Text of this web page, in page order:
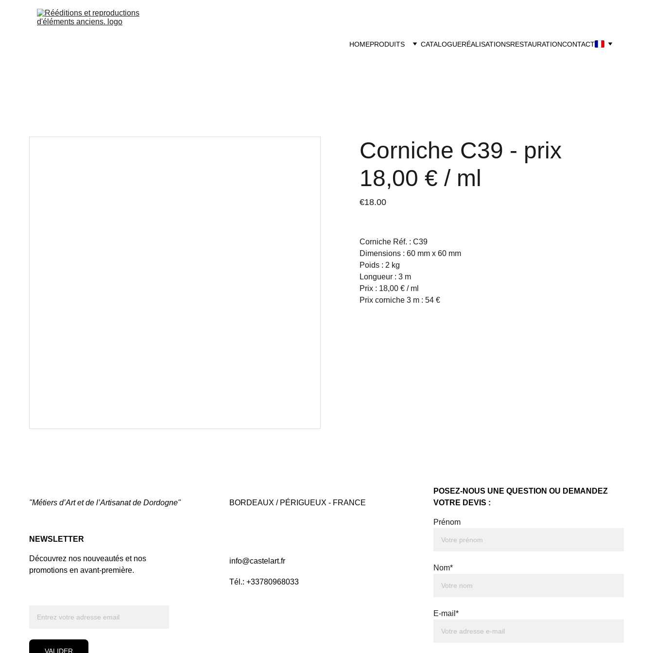
HOMEPRODUITS CATALOGUERÉALISATIONSRESTAURATIONCONTACT
Corniche C39 - prix
18,00 € / ml
€18.00
Corniche Réf. : C39
Dimensions : 60 mm x 60 mm
Poids : 2 kg
Longueur : 3 m
Prix : 18,00 € / ml
Prix corniche 3 m : 54 €
NEWSLETTER
Découvrez nos nouveautés et nos
promotions en avant-première.
VALIDER
info@castelart.fr
Prénom
Nom*
E-mail*
Tél.: +33780968033
POSEZ-NOUS UNE QUESTION OU DEMANDEZ
VOTRE DEVIS :
"Métiers d’Art et de l’Artisanat de Dordogne" BORDEAUX / PÉRIGUEUX - FRANCE